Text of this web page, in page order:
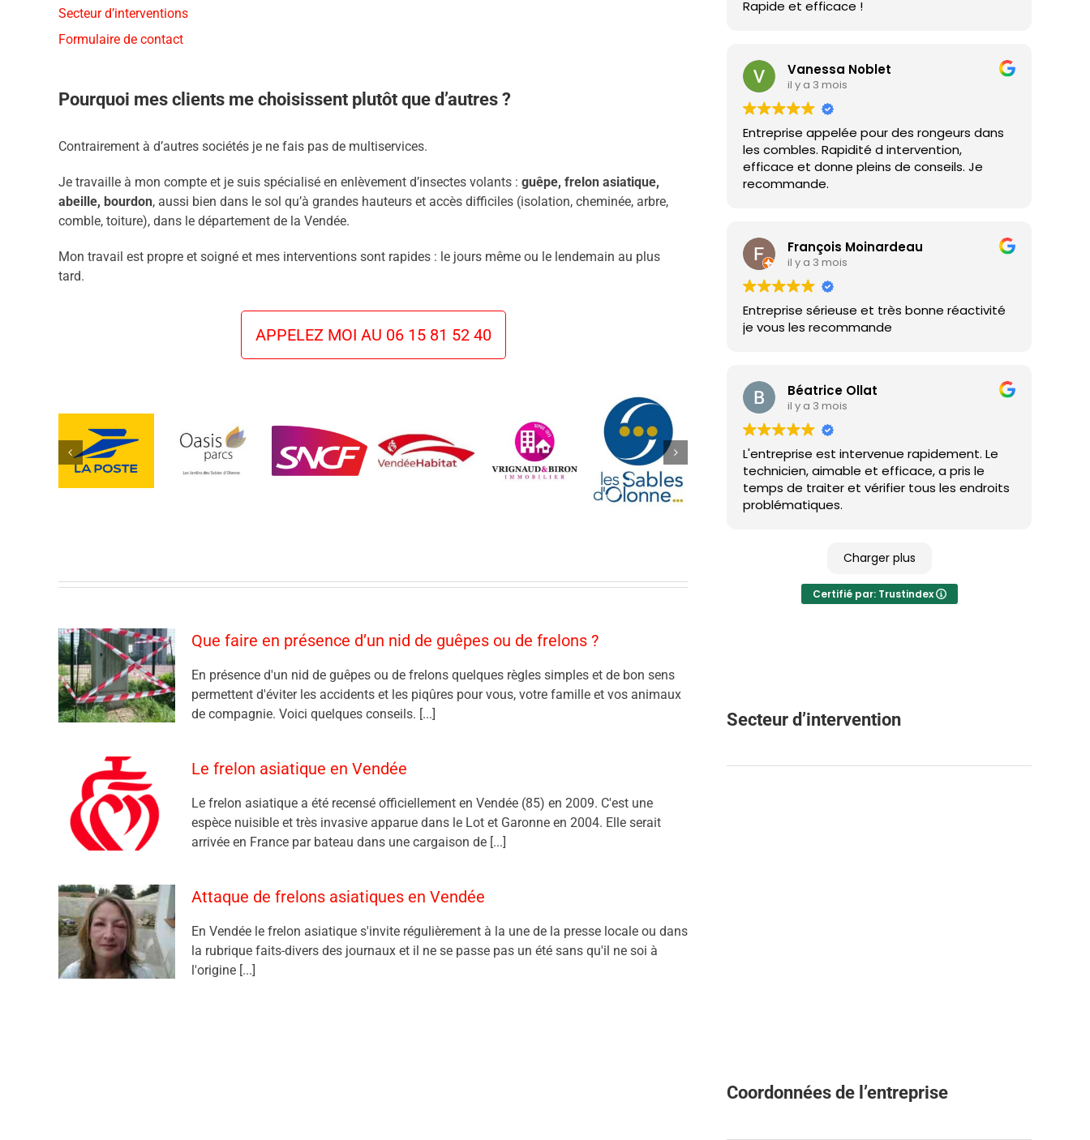
Secteur d’interventions
Formulaire de contact
Pourquoi mes clients me choisissent plutôt que d’autres ?
Contrairement à d’autres sociétés je ne fais pas de multiservices.
Je travaille à mon compte et je suis spécialisé en enlèvement d’insectes volants : guêpe, frelon asiatique,
abeille, bourdon, aussi bien dans le sol qu’à grandes hauteurs et accès difficiles (isolation, cheminée, arbre,
comble, toiture), dans le département de la Vendée.
Mon travail est propre et soigné et mes interventions sont rapides : le jours même ou le lendemain au plus
tard.
APPELEZ MOI AU 06 15 81 52 40
Que faire en présence d’un nid de guêpes ou de frelons ?
En présence d'un nid de guêpes ou de frelons quelques règles simples et de bon sens
permettent d'éviter les accidents et les piqûres pour vous, votre famille et vos animaux
de compagnie. Voici quelques conseils. [...]
Le frelon asiatique en Vendée
Le frelon asiatique a été recensé officiellement en Vendée (85) en 2009. C'est une
espèce nuisible et très invasive apparue dans le Lot et Garonne en 2004. Elle serait
arrivée en France par bateau dans une cargaison de [...]
Attaque de frelons asiatiques en Vendée
En Vendée le frelon asiatique s'invite régulièrement à la une de la presse locale ou dans
la rubrique faits-divers des journaux et il ne se passe pas un été sans qu'il ne soi à
l'origine [...]
Rapide et efficace !
Vanessa Noblet
il y a 3 mois
Entreprise appelée pour des rongeurs dans
les combles. Rapidité d intervention,
efficace et donne pleins de conseils. Je
recommande.
François Moinardeau
il y a 3 mois
Entreprise sérieuse et très bonne réactivité
je vous les recommande
Béatrice Ollat
il y a 3 mois
L'entreprise est intervenue rapidement. Le
technicien, aimable et efficace, a pris le
temps de traiter et vérifier tous les endroits
problématiques.
Charger plus
Certifié par: Trustindex
Secteur d’intervention
Coordonnées de l’entreprise